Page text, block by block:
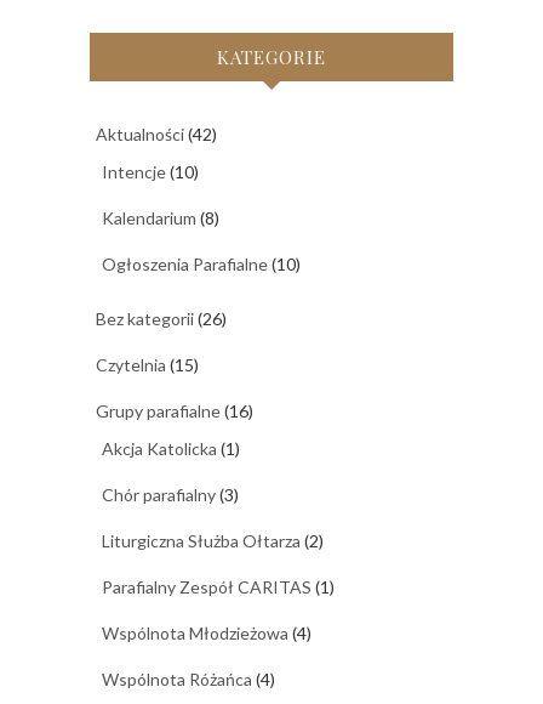
KATEGORIE
Aktualności(42)
Intencje(10)
Kalendarium (8)
Ogłoszenia Parafialne(10)
Bez kategorii(26)
Czytelnia (15)
Grupy parafialne(16)
Akcja Katolicka (1)
Chór parafialny(3)
Liturgiczna Służba Ołtarza (2)
Parafialny Zespół CARITAS (1)
Wspólnota Młodzieżowa (4)
Wspólnota Różańca (4)